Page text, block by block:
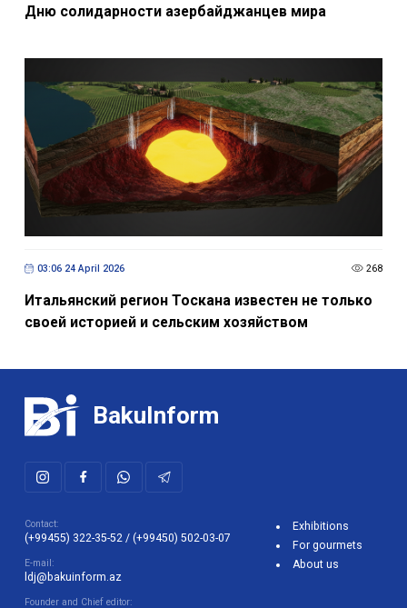
Дню солидарности азербайджанцев мира
03:06 24 April 2026 268
Итальянский регион Тоскана известен не только
своей историей и сельским хозяйством
BakuInform
Contact:
(+99455) 322-35-52/ (+99450) 502-03-07
E-mail:
ldj@bakuinform.az
Founder and Chief editor:
Exhibitions
For gourmets
About us